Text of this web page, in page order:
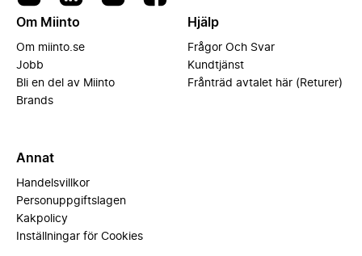
Om Miinto
Om miinto.se
Jobb
Bli en del av Miinto
Brands
Hjälp
Frågor Och Svar
Kundtjänst
Frånträd avtalet här (Returer)
Annat
Handelsvillkor
Personuppgiftslagen
Kakpolicy
Inställningar för Cookies